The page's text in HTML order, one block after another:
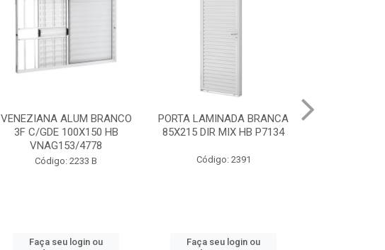
PORTA LAMINADA BRANCA
85X215 DIR MIX HB P7134
Código: 2391
Faça seu login ou
VITRO ALUM BRANCO
S/GDE 100X150 2F HB
Código: 2232 B
Faça seu login ou